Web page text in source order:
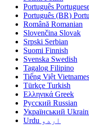
Português
Português (BR)
Română Romanian
Slovenčina Slovak
Srpski Serbian
Suomi Finnish
Svenska Swedish
Tagalog Filipino
Tiếng Việt
Türkçe Turkish
Ελληνικά Greek
Русский Russian
Український
اردو Urdu